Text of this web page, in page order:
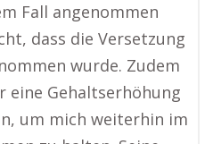
Fall angenommen
dass die Versetzung
wurde. Zudem
eine Gehaltserhöhung
um mich weiterhin im